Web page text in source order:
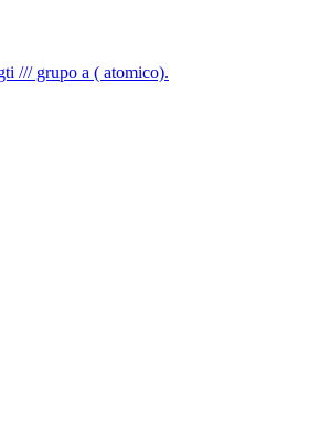
/// grupo a ( atomico).